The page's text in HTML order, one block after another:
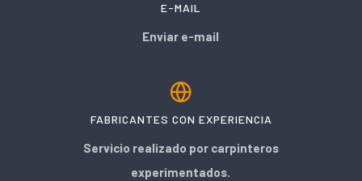
E-MAIL
Enviar e-mail
FABRICANTES CON EXPERIENCIA
Servicio realizado por carpinteros
experimentados.